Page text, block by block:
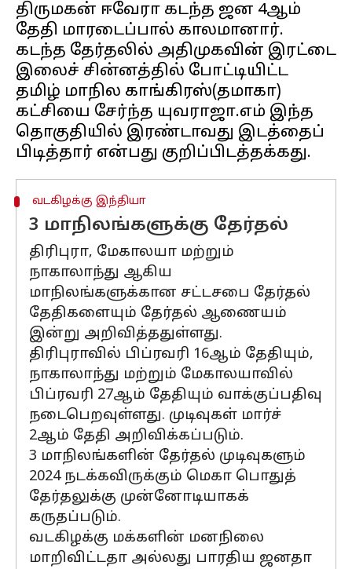
திருமகன் ஈவேரா கடந்த ஜன 4ஆம்
தேதி மாரடைப்பால் காலமானார்.
கடந்த தேர்தலில் அதிமுகவின் இரட்டை
இலைச் சின்னத்தில் போட்டியிட்ட
தமிழ் மாநில காங்கிரஸ்(தமாகா)
கட்சியை சேர்ந்த யுவராஜா.எம் இந்த
தொகுதியில் இரண்டாவது இடத்தைப்
வடகிழக்கு இந்தியா
3 மாநிலங்களுக்கு தேர்தல்
திரிபுரா, மேகாலயா மற்றும்
நாகாலாந்து ஆகிய
மாநிலங்களுக்கான சட்டசபை தேர்தல்
தேதிகளையும் தேர்தல் ஆணையம்
இன்று அறிவித்ததுள்ளது.
திரிபுராவில் பிப்ரவரி 16ஆம் தேதியும்,
நாகாலாந்து மற்றும் மேகாலயாவில்
பிப்ரவரி 27ஆம் தேதியும் வாக்குப்பதிவு
நடைபெறவுள்ளது. முடிவுகள் மார்ச்
2ஆம் தேதி அறிவிக்கப்படும்.
3 மாநிலங்களின் தேர்தல் முடிவுகளும்
2024 நடக்கவிருக்கும் மெகா பொதுத்
தேர்தலுக்கு முன்னோடியாகக்
கருதப்படும்.
வடகிழக்கு மக்களின் மனநிலை
மாறிவிட்டதா அல்லது பாரதிய ஜனதா